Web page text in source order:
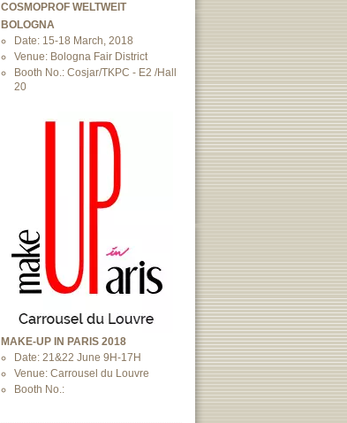
COSMOPROF WELTWEIT
BOLOGNA
Date: 15-18 March, 2018
Venue: Bologna Fair District
Booth No.: Cosjar/TKPC - E2 /Hall
20
MAKE-UP IN PARIS 2018
Date: 21&22 June 9H-17H
Venue: Carrousel du Louvre
Booth No.: